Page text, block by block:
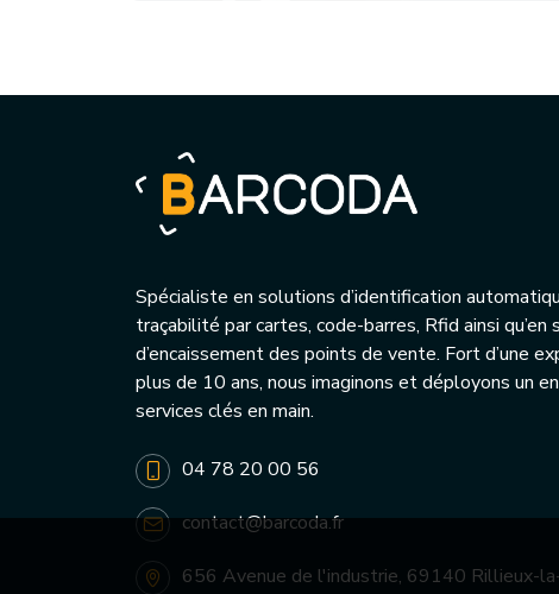
Spécialiste en solutions d’identification
traçabilité par cartes, code-barres, Rfid ainsi qu’en
d’encaissement des points de vente. Fort d’une
plus de 10 ans, nous imaginons et déployons un
services clés en main.
04 78 20 00 56
contact@barcoda.fr
656 Avenue de l'industrie, 69140 Rillieux-